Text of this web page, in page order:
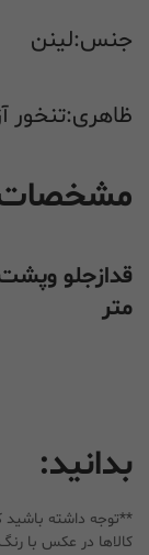
جنس:لینن
ظاهری:تنخور
مشخصات
متر
بدانید:
**توجه داشته باشید
کالاها در عکس با